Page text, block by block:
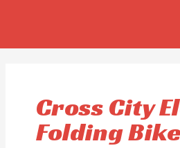
Cross City
Folding Bike